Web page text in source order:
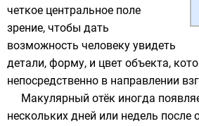
четкое центральное поле
зрение, чтобы дать
возможность человеку увидеть
детали, форму, и цвет объекта,
непосредственно в направлении
Макулярный отёк иногда
нескольких дней или недель после